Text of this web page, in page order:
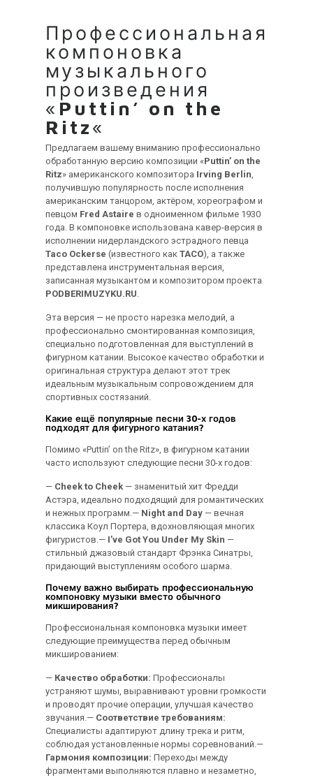
Профессиональная
компоновка
музыкального
произведения
« Puttin’ on the
Ritz«
Предлагаем вашему вниманию профессионально
обработанную версию композиции «Puttin’ on the
Ritz» американского композитора Irving Berlin,
получившую популярность после исполнения
американским танцором, актёром, хореографом и
певцом Fred Astaire в одноименном фильме 1930
года. В компоновке использована кавер-версия в
исполнении нидерландского эстрадного певца
Taco Ockerse (известного как TACO), а также
представлена инструментальная версия,
записанная музыкантом и композитором проекта
PODBERIMUZYKU.RU.
Эта версия — не просто нарезка мелодий, а
профессионально смонтированная композиция,
специально подготовленная для выступлений в
фигурном катании. Высокое качество обработки и
оригинальная структура делают этот трек
идеальным музыкальным сопровождением для
спортивных состязаний.
Какие ещё популярные песни 30-х годов
подходят для фигурного катания?
Помимо «Puttin’ on the Ritz», в фигурном катании
часто используют следующие песни 30-х годов:
— Cheek to Cheek — знаменитый хит Фредди
Астэра, идеально подходящий для романтических
и нежных программ.— Night and Day — вечная
классика Коул Портера, вдохновляющая многих
фигуристов.— I’ve Got You Under My Skin —
стильный джазовый стандарт Фрэнка Синатры,
придающий выступлениям особого шарма.
Почему важно выбирать профессиональную
компоновку музыки вместо обычного
микширования?
Профессиональная компоновка музыки имеет
следующие преимущества перед обычным
микшированием:
— Качество обработки: Профессионалы
устраняют шумы, выравнивают уровни громкости
и проводят прочие операции, улучшая качество
звучания.— Соответствие требованиям:
Специалисты адаптируют длину трека и ритм,
соблюдая установленные нормы соревнований.—
Гармония композиции: Переходы между
фрагментами выполняются плавно и незаметно,